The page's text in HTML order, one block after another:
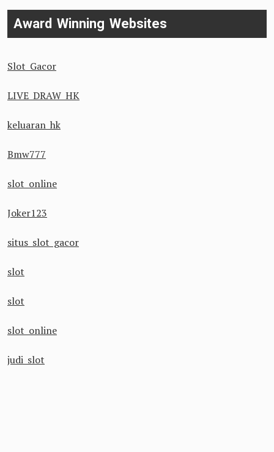
Award Winning Websites
Slot Gacor
LIVE DRAW HK
keluaran hk
Bmw777
slot online
Joker123
situs slot gacor
slot
slot
slot online
judi slot